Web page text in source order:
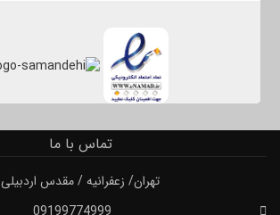
تماس با ما
تهران/ زعفرانیه / مقدس اردبیلی